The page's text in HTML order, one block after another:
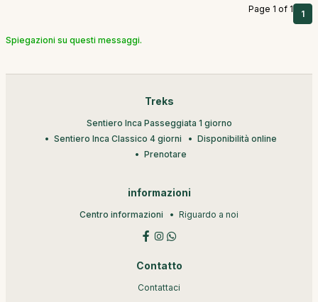
Page 1 of 1 1
Spiegazioni su questi messaggi.
Treks
Sentiero Inca Passeggiata 1 giorno
Sentiero Inca Classico 4 giorni
Disponibilità online
Prenotare
informazioni
Centro informazioni Riguardo a noi
Contatto
Contattaci